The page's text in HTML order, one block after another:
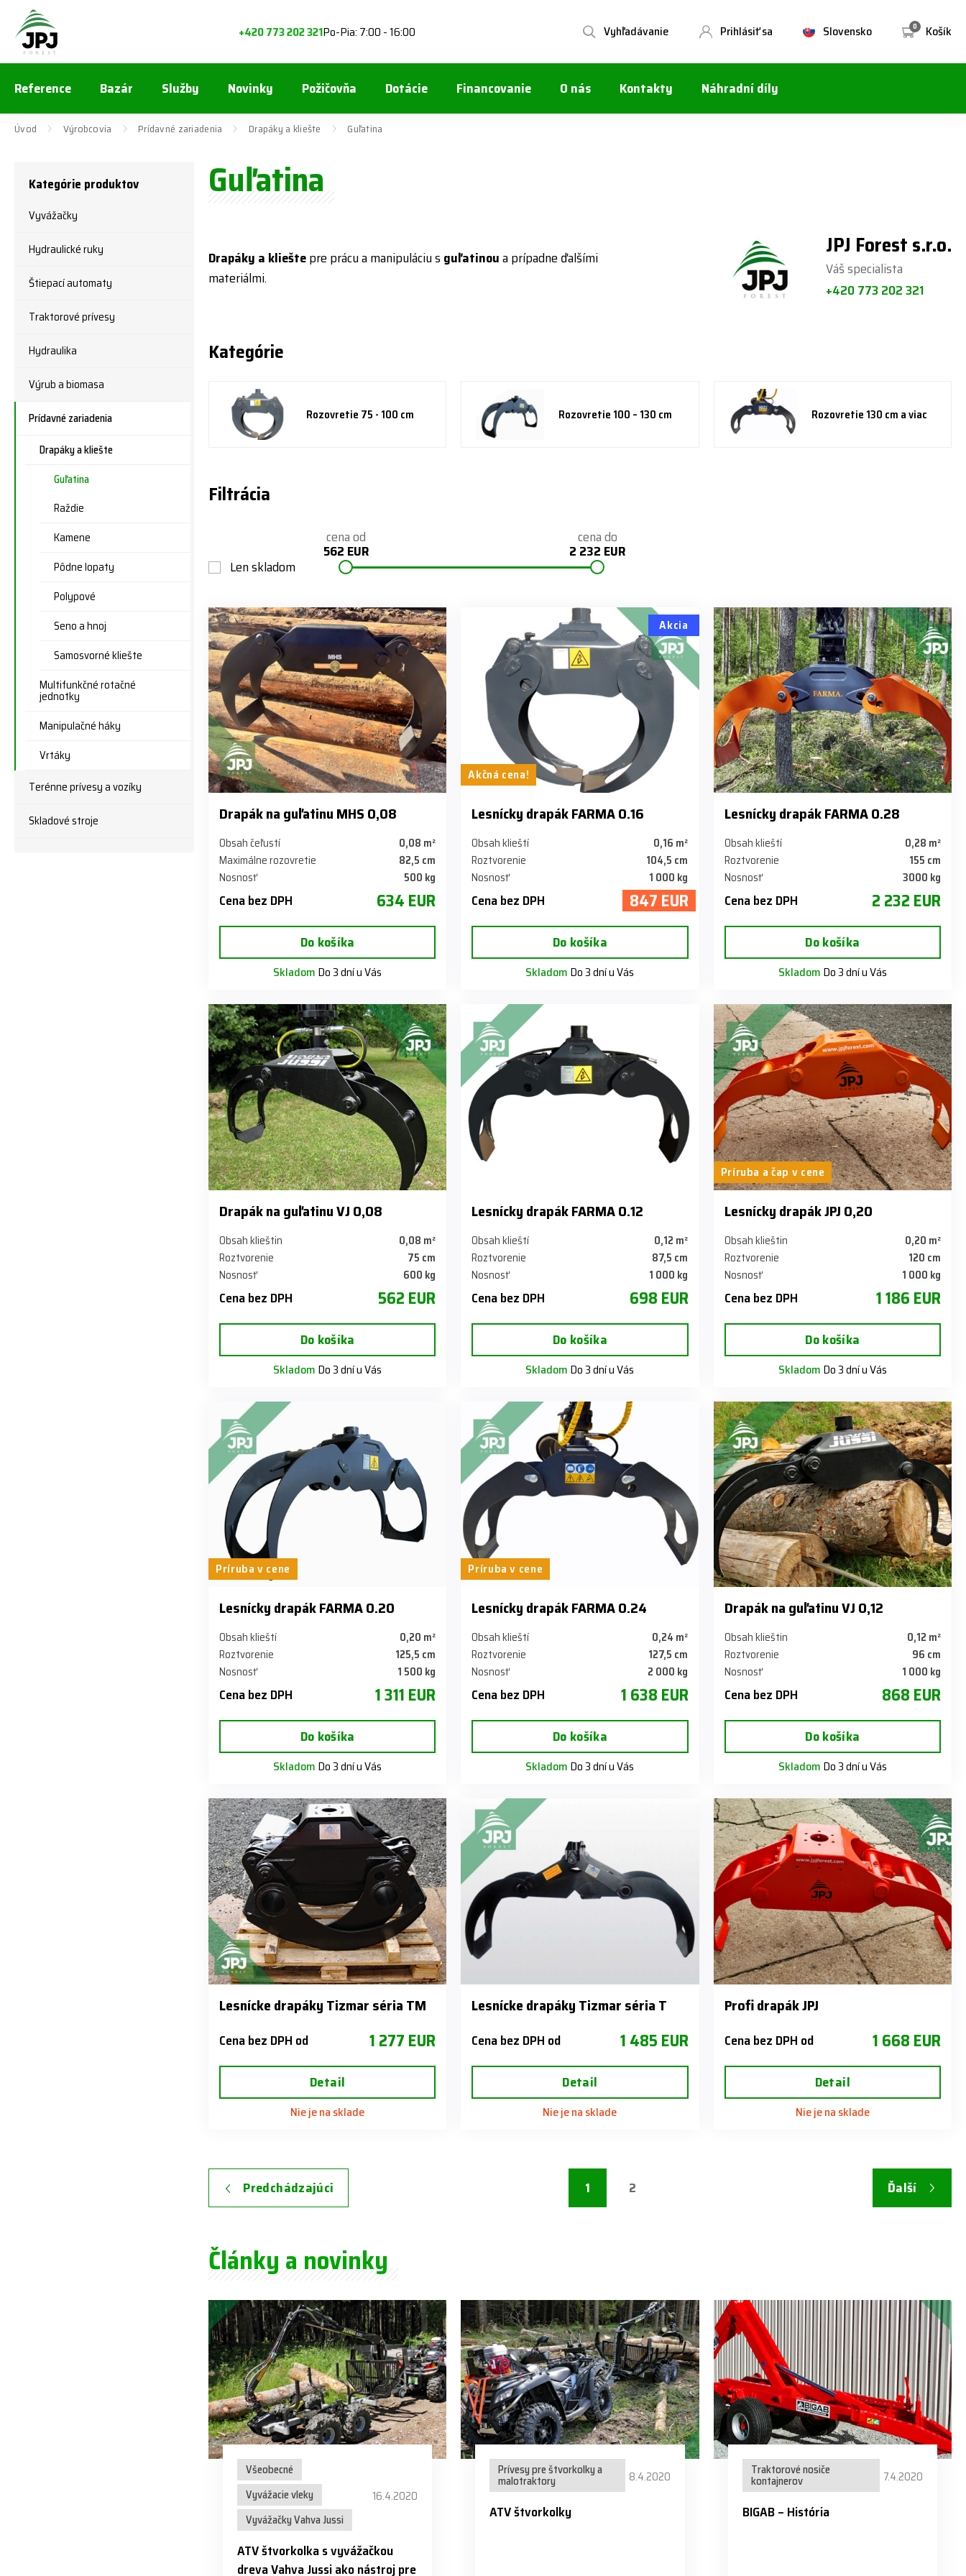
+420 773 202 321Po-Pia: 7:00 - 16:00 0 Košík
Slovensko
Prihlásiť sa
Vyhľadávanie
Reference Bazár Služby Novinky Požičovňa Dotácie Financovanie O nás Kontakty Náhradní díly
Úvod Výrobcovia Prídavné zariadenia Drapáky a kliešte Guľatina
Kategórie produktov
Vyvážačky
Hydraulické ruky
Štiepací automaty
Traktorové prívesy
Hydraulika
Výrub a biomasa
Prídavné zariadenia
Drapáky a kliešte
Guľatina
Raždie
Kamene
Pôdne lopaty
Polypové
Seno a hnoj
Samosvorné kliešte
Multifunkčné rotačné
jednotky
Manipulačné háky
Vrtáky
Terénne prívesy a vozíky
Skladové stroje
Guľatina
Drapáky a klieštepre prácu a manipuláciu s guľatinoua prípadne ďalšími
materiálmi.
JPJ Forest s.r.o.
Váš specialista
+420 773 202 321
Kategórie
Rozovretie 75 - 100 cm Rozovretie 100 – 130 cm Rozovretie 130 cm a viac
Filtrácia
Len skladom
cena od
562 EUR
cena do
2 232 EUR
Drapák na guľatinu MHS 0,08
Obsah čeľustí
0,08 m²
Maximálne rozovretie
82,5 cm
Nosnosť
500 kg
Cena bez DPH 634 EUR
Do košíka
Skladom Do 3 dní u Vás
Akcia
Akčná cena!
Lesnícky drapák FARMA 0.16
Obsah klieští
0,16 m²
Roztvorenie
104,5 cm
Nosnosť
1 000 kg
Cena bez DPH 847 EUR
Do košíka
Skladom Do 3 dní u Vás
Lesnícky drapák FARMA 0.28
Obsah klieští
0,28 m²
Roztvorenie
155 cm
Nosnosť
3000 kg
Cena bez DPH 2 232 EUR
Do košíka
Skladom Do 3 dní u Vás
Drapák na guľatinu VJ 0,08
Obsah klieštin
0,08 m²
Roztvorenie
75 cm
Nosnosť
600 kg
Cena bez DPH 562 EUR
Do košíka
Skladom Do 3 dní u Vás
Lesnícky drapák FARMA 0.12
Obsah klieští
0,12 m²
Roztvorenie
87,5 cm
Nosnosť
1 000 kg
Cena bez DPH 698 EUR
Do košíka
Skladom Do 3 dní u Vás
Príruba a čap v cene
Lesnícky drapák JPJ 0,20
Obsah klieštin
0,20 m²
Roztvorenie
120 cm
Nosnosť
1 000 kg
Cena bez DPH 1 186 EUR
Do košíka
Skladom Do 3 dní u Vás
Príruba v cene
Lesnícky drapák FARMA 0.20
Obsah klieští
0,20 m²
Roztvorenie
125,5 cm
Nosnosť
1 500 kg
Cena bez DPH 1 311 EUR
Do košíka
Skladom Do 3 dní u Vás
Príruba v cene
Lesnícky drapák FARMA 0.24
Obsah klieští
0,24 m²
Roztvorenie
127,5 cm
Nosnosť
2 000 kg
Cena bez DPH 1 638 EUR
Do košíka
Skladom Do 3 dní u Vás
Drapák na guľatinu VJ 0,12
Obsah klieštin
0,12 m²
Roztvorenie
96 cm
Nosnosť
1 000 kg
Cena bez DPH 868 EUR
Do košíka
Skladom Do 3 dní u Vás
Lesnícke drapáky Tizmar séria TM
Cena bez DPH od 1 277 EUR
Detail
Nie je na sklade
Lesnícke drapáky Tizmar séria T
Cena bez DPH od 1 485 EUR
Detail
Nie je na sklade
Profi drapák JPJ
Cena bez DPH od 1 668 EUR
Detail
Nie je na sklade
Predchádzajúci 1 2 Ďalší
Články a novinky
Všeobecné
Vyvážacie vleky
Vyvážačky Vahva Jussi
16.4.2020
ATV štvorkolka s vyvážačkou
dreva Vahva Jussi ako nástroj pre
Prívesy pre štvorkolky a
malotraktory 8.4.2020
ATV štvorkolky
Traktorové nosiče
kontajnerov 7.4.2020
BIGAB – História